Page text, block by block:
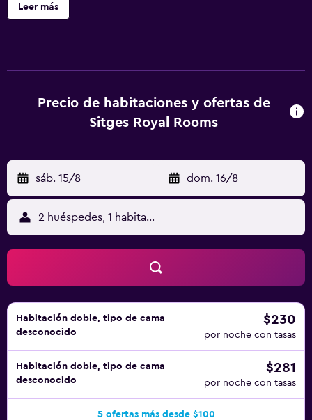
Can Llopis. El bed & breakfast pone a su disposición un
breakfast cuenta con habitaciones con un televisor de
pantalla plana, un secador de pelo y canales por
cable/satélite, además de todas las comodidades
ellas cuentan con un cuarto de baño privado, una terraza
privada y calefacción. Este bed & breakfast se encuentra a
un paseo de diez minutos Museo Maricel. Además, ofrece
una ubicación inmejorable junto a una variada selección
de restaurantes.
Leer más
Precio de habitaciones y ofertas de
Sitges Royal Rooms
sáb. 15/8 - dom. 16/8
2 huéspedes, 1 habitación
Habitación doble, tipo de cama
desconocido
$230
por noche con tasas
Habitación doble, tipo de cama
desconocido
$281
por noche con tasas
5 ofertas más desde $100